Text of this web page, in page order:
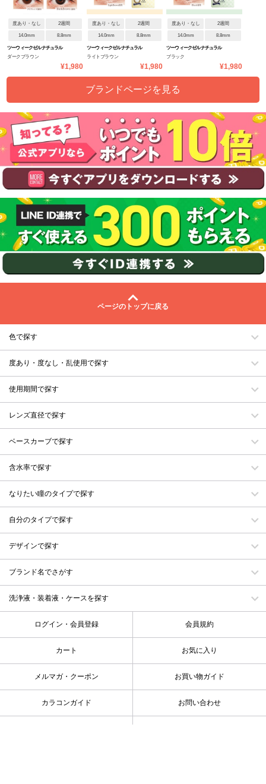
度あり・なし 2週間
14.0mm 8.8mm
ツーウィークゼルナチュラル
ダークブラウン
¥1,980
度あり・なし 2週間
14.0mm 8.8mm
ツーウィークゼルナチュラル
ライトブラウン
¥1,980
度あり・なし 2週間
14.0mm 8.8mm
ツーウィークゼルナチュラル
ブラック
¥1,980
ブランドページを見る
ページのトップに戻る
色で探す
度あり・度なし・乱使用で探す
使用期間で探す
レンズ直径で探す
ベースカーブで探す
含水率で探す
なりたい瞳のタイプで探す
自分のタイプで探す
デザインで探す
ブランド名でさがす
洗浄液・装着液・ケースを探す
ログイン・会員登録 会員規約
カート お気に入り
メルマガ・クーポン お買い物ガイド
カラコンガイド お問い合わせ